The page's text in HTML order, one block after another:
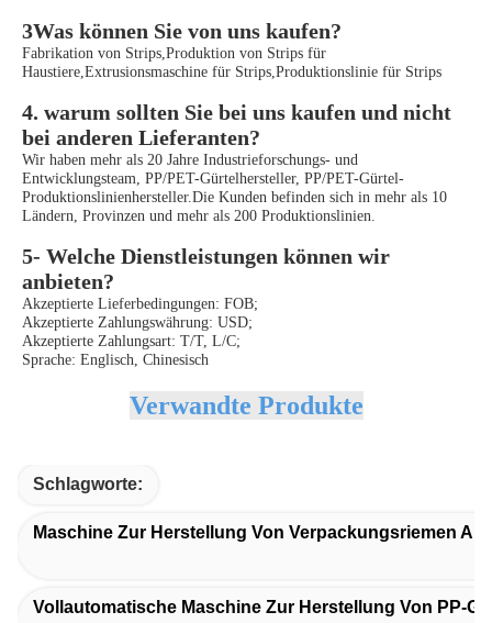
3Was können Sie von uns kaufen?
Fabrikation von Strips,Produktion von Strips für
Haustiere,Extrusionsmaschine für Strips,Produktionslinie für Strips
4. warum sollten Sie bei uns kaufen und nicht
bei anderen Lieferanten?
Wir haben mehr als 20 Jahre Industrieforschungs- und
Entwicklungsteam, PP/PET-Gürtelhersteller, PP/PET-Gürtel-
Produktionslinienhersteller.Die Kunden befinden sich in mehr als 10
Ländern, Provinzen und mehr als 200 Produktionslinien.
5- Welche Dienstleistungen können wir
anbieten?
Akzeptierte Lieferbedingungen: FOB;
Akzeptierte Zahlungswährung: USD;
Akzeptierte Zahlungsart: T/T, L/C;
Sprache: Englisch, Chinesisch
Verwandte Produkte
Schlagworte:
Maschine Zur Herstellung Von Verpackungsriemen
Vollautomatische Maschine Zur Herstellung Von PP-